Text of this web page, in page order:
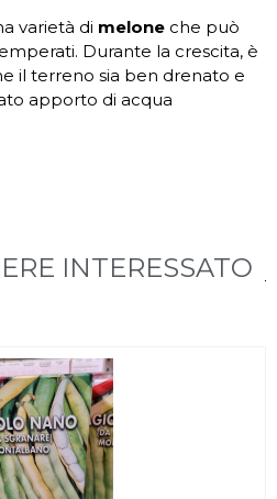
varietà di melone che può
Durante la crescita, è
il terreno sia ben drenato e
apporto di acqua
INTERESSATO